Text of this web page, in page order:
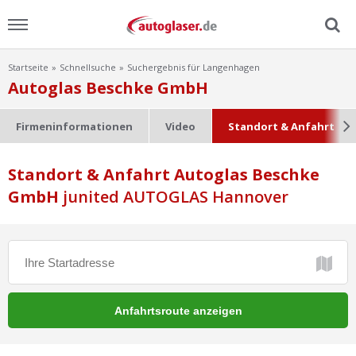
Menu
Home
Ratgeber
Scheibensuche
Startseite Schnellsuche Suchergebnis für Langenhagen
Autoglas Beschke GmbH
Firmeninformationen Video Standort & Anfahrt
Standort & Anfahrt Autoglas Beschke
GmbH junited AUTOGLAS Hannover